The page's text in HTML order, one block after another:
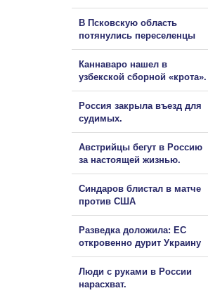
В Псковскую область
потянулись переселенцы
Каннаваро нашел в
узбекской сборной «крота».
Россия закрыла въезд для
судимых.
Австрийцы бегут в Россию
за настоящей жизнью.
Синдаров блистал в матче
против США
Разведка доложила: ЕС
откровенно дурит Украину
Люди с руками в России
нарасхват.